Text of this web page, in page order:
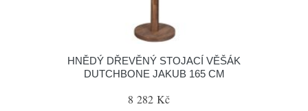
HNĚDÝ DŘEVĚNÝ STOJACÍ VĚŠÁK
DUTCHBONE JAKUB 165 CM
8 282 Kč